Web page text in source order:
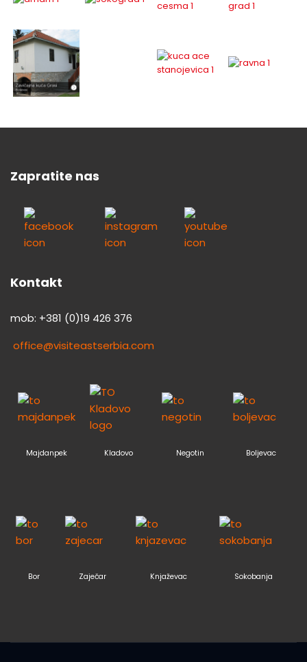
Zapratite nas
Kontakt
mob: +381 (0)19 426 376
office@visiteastserbia.com
Majdanpek Kladovo Negotin Boljevac
Bor Zaječar Knjaževac Sokobanja